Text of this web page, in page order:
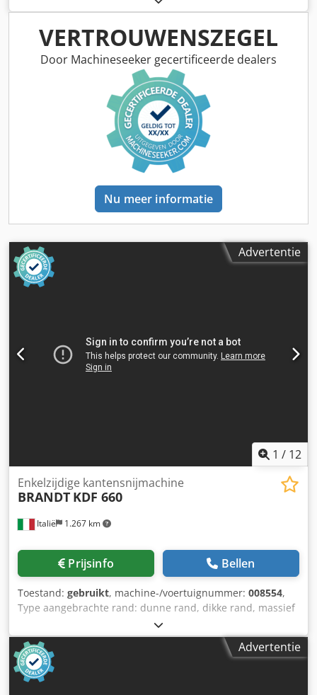
aggregaat: ja Bovenfreesaggregaat: ja Dkedpoy Nk Ahsfx Ac
Njr Max. doorvoersnelheid: 18 m/min
VERTROUWENSZEGEL
Door Machineseeker gecertificeerde dealers
Nu meer informatie
Advertentie
1 / 12
Italië 1.267 km
Enkelzijdige kantensnijmachine
BRANDT KDF 660
Prijsinfo Bellen
Toestand: gebruikt, machine-/voertuignummer: 008554,
Type aangebrachte rand: dunne rand, dikke rand, massief
hout Lijmsysteem: EVA Voegfrees: ja Multifunctioneel
aggregaat: ja Max. invoersnelheid: 16 m/min Maximale
plaatdikte: 60 mm Werkaggregaten: 8 stuks Dkedozg D
Ezspfx Ac Nor
Advertentie